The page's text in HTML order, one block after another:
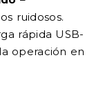
ruidosos.
rápida USB-
operación en